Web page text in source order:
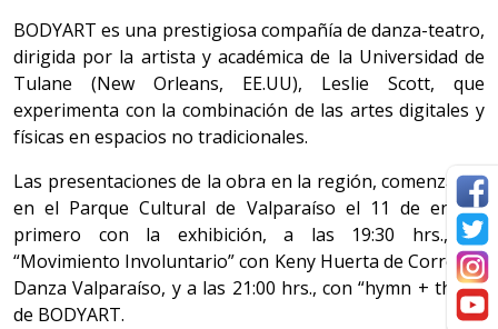
BODYART es una prestigiosa compañía de danza-teatro,
dirigida por la artista y académica de la Universidad de
Tulane (New Orleans, EE.UU), Leslie Scott, que
experimenta con la combinación de las artes digitales y
físicas en espacios no tradicionales.
Las presentaciones de la obra en la región, comenzarán
en el Parque Cultural de Valparaíso el 11 de enero,
primero con la exhibición, a las 19:30 hrs., de
“Movimiento Involuntario” con Keny Huerta de Corredor
Danza Valparaíso, y a las 21:00 hrs., con “hymn + them”
de BODYART.